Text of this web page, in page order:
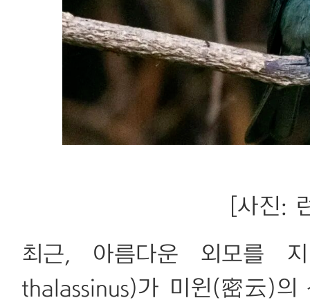
[사진:
최근, 아름다운 외모를
thalassinus)가 미윈(密云)의